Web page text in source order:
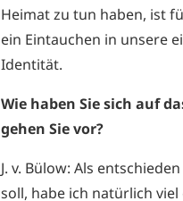
Heimat zu tun haben, ist
ein Eintauchen in unsere
Identität.
Wie haben Sie sich auf
gehen Sie vor?
J. v. Bülow: Als
soll, habe ich natürlich